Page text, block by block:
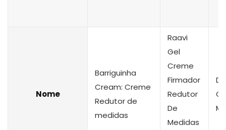
Nome
Barriguinha
Cream: Creme
Redutor de
medidas
Raavi
Gel
Creme
Firmador
Redutor
De
Medidas